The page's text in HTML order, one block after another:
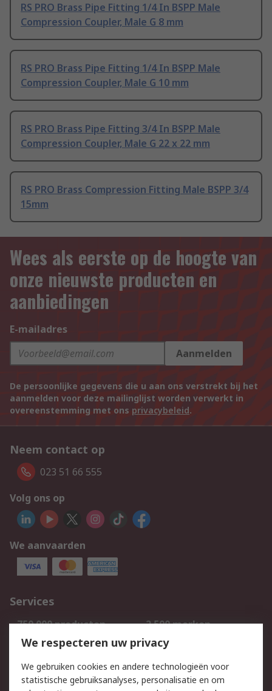
RS PRO Brass Pipe Fitting 1/4 In BSPP Male
Compression Coupler, Male G 8 mm
RS PRO Brass Pipe Fitting 1/4 In BSPP Male
Compression Coupler, Male G 10 mm
RS PRO Brass Pipe Fitting 3/4 In BSPP Male
Compression Coupler, Male G 22 x 22 mm
RS PRO Brass Compression Fitting Male BSPP 3/4
15mm
Wees als eerste op de hoogte van
onze nieuwste producten en
aanbiedingen
E-mailadres
Aanmelden
De persoonlijke gegevens die u aan ons verstrekt bij het
aanmelden voor deze mailinglijst worden verwerkt in
overeenstemming met ons privacybeleid.
Neem contact op
023 51 66 555
Volg ons op
We aanvaarden
Services
750.000 producten
2.500 merken
Bestellen
Inkoopoplossingen
Track & Trace
We respecteren uw privacy
We gebruiken cookies en andere technologieën voor
statistische gebruiksanalyses, personalisatie en om